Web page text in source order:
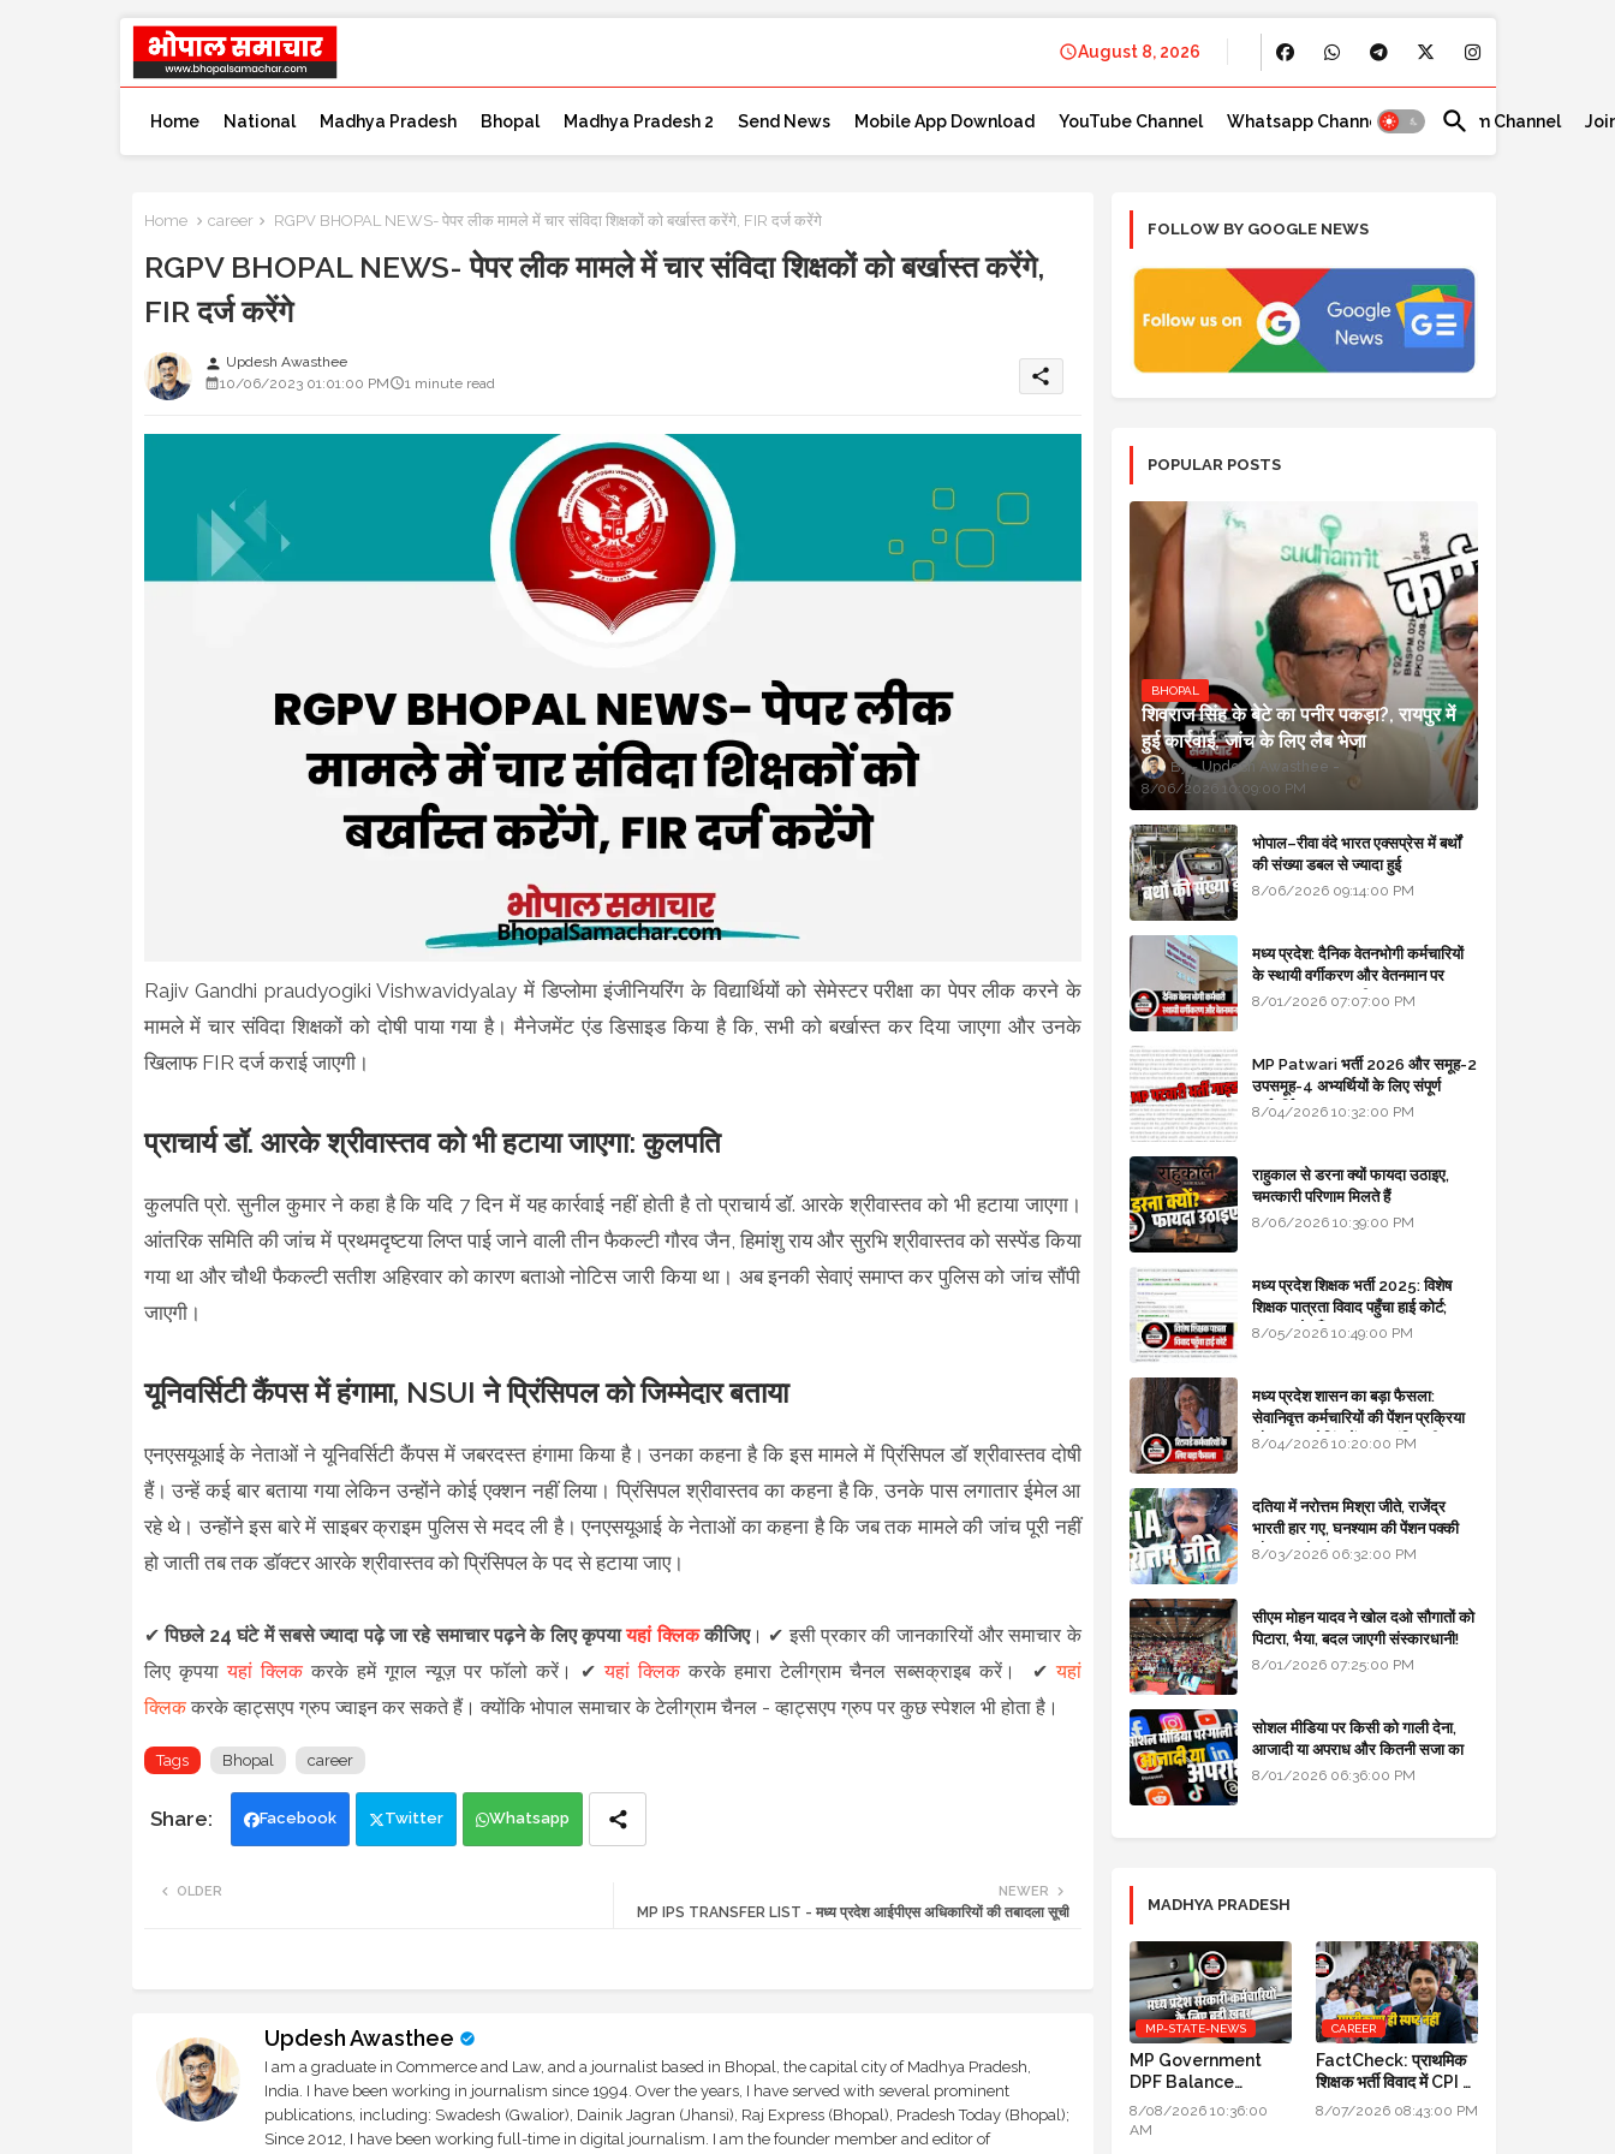
August 8, 2026
Home National Madhya Pradesh Bhopal Madhya Pradesh 2 Send News Mobile App Download YouTube Channel Whatsapp Channel Telegram Channel
Home career RGPV BHOPAL NEWS- पेपर लीक मामले में चार संविदा शिक्षकों को बर्खास्त करेंगे, FIR दर्ज करेंगे
RGPV BHOPAL NEWS- पेपर लीक मामले में चार संविदा शिक्षकों को बर्खास्त करेंगे,
FIR दर्ज करेंगे
person Updesh Awasthee
10/06/2023 01:01:00 PM
1 minute read share
Rajiv Gandhi praudyogiki Vishwavidyalay में डिप्लोमा इंजीनियरिंग के विद्यार्थियों को सेमेस्टर परीक्षा का पेपर लीक करने के
मामले में चार संविदा शिक्षकों को दोषी पाया गया है। मैनेजमेंट एंड डिसाइड किया है कि, सभी को बर्खास्त कर दिया जाएगा और उनके
खिलाफ FIR दर्ज कराई जाएगी।
प्राचार्य डॉ. आरके श्रीवास्तव को भी हटाया जाएगा: कुलपति
कुलपति प्रो. सुनील कुमार ने कहा है कि यदि 7 दिन में यह कार्रवाई नहीं होती है तो प्राचार्य डॉ. आरके श्रीवास्तव को भी हटाया जाएगा।
आंतरिक समिति की जांच में प्रथमदृष्टया लिप्त पाई जाने वाली तीन फैकल्टी गौरव जैन, हिमांशु राय और सुरभि श्रीवास्तव को सस्पेंड किया
गया था और चौथी फैकल्टी सतीश अहिरवार को कारण बताओ नोटिस जारी किया था। अब इनकी सेवाएं समाप्त कर पुलिस को जांच सौंपी
जाएगी।
यूनिवर्सिटी कैंपस में हंगामा, NSUI ने प्रिंसिपल को जिम्मेदार बताया
एनएसयूआई के नेताओं ने यूनिवर्सिटी कैंपस में जबरदस्त हंगामा किया है। उनका कहना है कि इस मामले में प्रिंसिपल डॉ श्रीवास्तव दोषी
हैं। उन्हें कई बार बताया गया लेकिन उन्होंने कोई एक्शन नहीं लिया। प्रिंसिपल श्रीवास्तव का कहना है कि, उनके पास लगातार ईमेल आ
रहे थे। उन्होंने इस बारे में साइबर क्राइम पुलिस से मदद ली है। एनएसयूआई के नेताओं का कहना है कि जब तक मामले की जांच पूरी नहीं
हो जाती तब तक डॉक्टर आरके श्रीवास्तव को प्रिंसिपल के पद से हटाया जाए।
✔ पिछले 24 घंटे में सबसे ज्यादा पढ़े जा रहे समाचार पढ़ने के लिए कृपयायहां क्लिककीजिए। ✔ इसी प्रकार की जानकारियों और समाचार के
लिए कृपयायहां क्लिककरके हमें गूगल न्यूज़ पर फॉलो करें। ✔यहां क्लिककरके हमारा टेलीग्राम चैनल सब्सक्राइब करें। ✔यहां
क्लिककरके व्हाट्सएप ग्रुप ज्वाइन कर सकते हैं। क्योंकि भोपाल समाचार के टेलीग्राम चैनल - व्हाट्सएप ग्रुपपर कुछ स्पेशल भी होता है।
Tags Bhopal career
Facebook Twitter Whatsapp
NEWER
MP IPS TRANSFER LIST - मध्य प्रदेश आईपीएस अधिकारियों की तबादला सूची
OLDER
Updesh Awasthee
I am a graduate in Commerce and Law, and a journalist based in Bhopal, the capital city of Madhya Pradesh,
India. I have been working in journalism since 1994. Over the years, I have served with several prominent
publications, including: Swadesh (Gwalior), Dainik Jagran (Jhansi), Raj Express (Bhopal), Pradesh Today (Bhopal);
Since 2012, I have been working full-time in digital journalism. I am the founder member and editor of
FOLLOW BY GOOGLE NEWS
POPULAR POSTS
BHOPAL
शिवराज सिंह के बेटे का पनीर पकड़ा?, रायपुर में
हुई कार्रवाई, जांच के लिए लैब भेजा
Updesh Awasthee
8/06/2026 10:09:00 PM
भोपाल–रीवा वंदे भारत एक्सप्रेस में बर्थों
की संख्या डबल से ज्यादा हुई
8/06/2026 09:14:00 PM
मध्य प्रदेश: दैनिक वेतनभोगी कर्मचारियों
के स्थायी वर्गीकरण और वेतनमान पर
सरकार का बड़ा स्पष्टीकरण
8/01/2026 07:07:00 PM
MP Patwari भर्ती 2026 और समूह-2
उपसमूह-4 अभ्यर्थियों के लिए संपूर्ण
मार्गदर्शिका
8/04/2026 10:32:00 PM
राहुकाल से डरना क्यों फायदा उठाइए,
चमत्कारी परिणाम मिलते हैं
8/06/2026 10:39:00 PM
मध्य प्रदेश शिक्षक भर्ती 2025: विशेष
शिक्षक पात्रता विवाद पहुँचा हाई कोर्ट;
सरकार से माँगा जवाब
8/05/2026 10:49:00 PM
मध्य प्रदेश शासन का बड़ा फैसला:
सेवानिवृत्त कर्मचारियों की पेंशन प्रक्रिया
और बजट कोडिंग में हुए क्रांतिकारी
8/04/2026 10:20:00 PM
दतिया में नरोत्तम मिश्रा जीते, राजेंद्र
भारती हार गए, घनश्याम की पेंशन पक्की
और आशुतोष बैक टू...
8/03/2026 06:32:00 PM
सीएम मोहन यादव ने खोल दओ सौगातों को
पिटारा, भैया, बदल जाएगी संस्कारधानी!
8/01/2026 07:25:00 PM
सोशल मीडिया पर किसी को गाली देना,
आजादी या अपराध और कितनी सजा का
प्रावधान - free legal advice
8/01/2026 06:36:00 PM
MADHYA PRADESH
MP-STATE-NEWS
MP Government
DPF Balance
Update New
Guidelines 2026:
8/08/2026 10:36:00
AM
CAREER
FactCheck: प्राथमिक
शिक्षक भर्ती विवाद में CPI का
स्पष्टीकरण ही स्पष्ट नहीं
8/07/2026 08:43:00 PM